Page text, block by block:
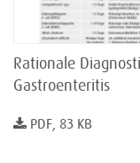
Rationale
Gastroenteritis
PDF, 83 KB